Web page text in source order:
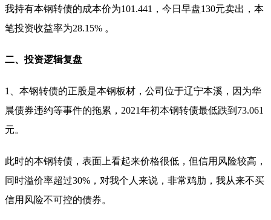
我持有本钢转债的成本价为101.441，今日早盘130元卖出，本
笔投资收益率为28.15% 。
二、投资逻辑复盘
1、本钢转债的正股是本钢板材，公司位于辽宁本溪，因为华
晨债券违约等事件的拖累，2021年初本钢转债最低跌到73.061
元。
此时的本钢转债，表面上看起来价格很低，但信用风险较高，
同时溢价率超过30%，对我个人来说，非常鸡肋，我从来不买
信用风险不可控的债券。